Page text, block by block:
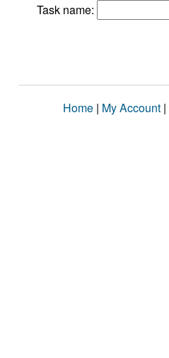
Task name:
Home | My Account |